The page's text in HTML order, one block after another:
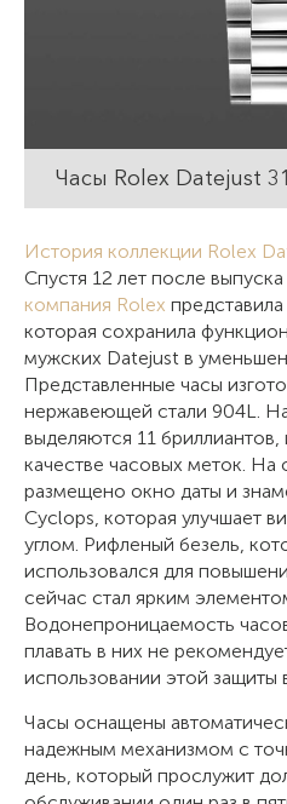
Часы Rolex Datejust
История коллекции Rolex
Спустя 12 лет после
компания Rolex
которая сохранила
мужских Datejust в
Представленные часы
нержавеющей стали 904L.
выделяются 11 бриллиантов,
качестве часовых меток. На
размещено окно даты и
Cyclops, которая улучшает
углом. Рифленый безель,
использовался для
сейчас стал ярким
Водонепроницаемость
плавать в них не
использовании этой защиты
Часы оснащены
надежным механизмом с
день, который прослужит